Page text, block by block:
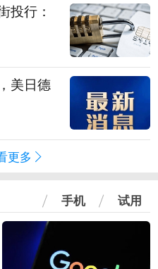
投行：
美日德
更多
手机 试用